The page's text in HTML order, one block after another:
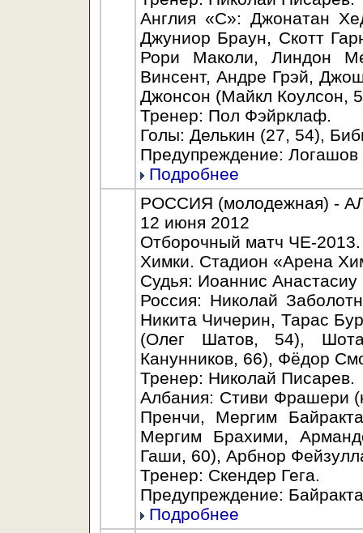
Англия «С»: Джонатан
Джуниор Браун, Скотт
Рори Маколи, Линдон
Винсент, Андре Грэй,
Джонсон (Майкл Коулсон,
Тренер: Пол Фэйрклаф.
Голы: Делькин (27, 54),
Предупреждение: Логашов
Подробнее
РОССИЯ (молодежная) -
12 июня 2012
Отборочный матч ЧЕ-2013.
Химки. Стадион «Арена
Судья: Иоаннис Анастасиу
Россия: Николай
Никита Чичерин, Тарас
(Олег Шатов, 54),
Канунников, 66), Фёдор
Тренер: Николай Писарев.
Албания: Стиви Фрашери
Пренчи, Мергим
Мергим Брахими,
Гаши, 60), Арбнор
Тренер: Скендер Гега.
Предупреждение:
Подробнее